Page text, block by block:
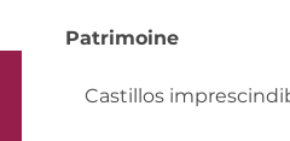
Patrimoine
Castillos